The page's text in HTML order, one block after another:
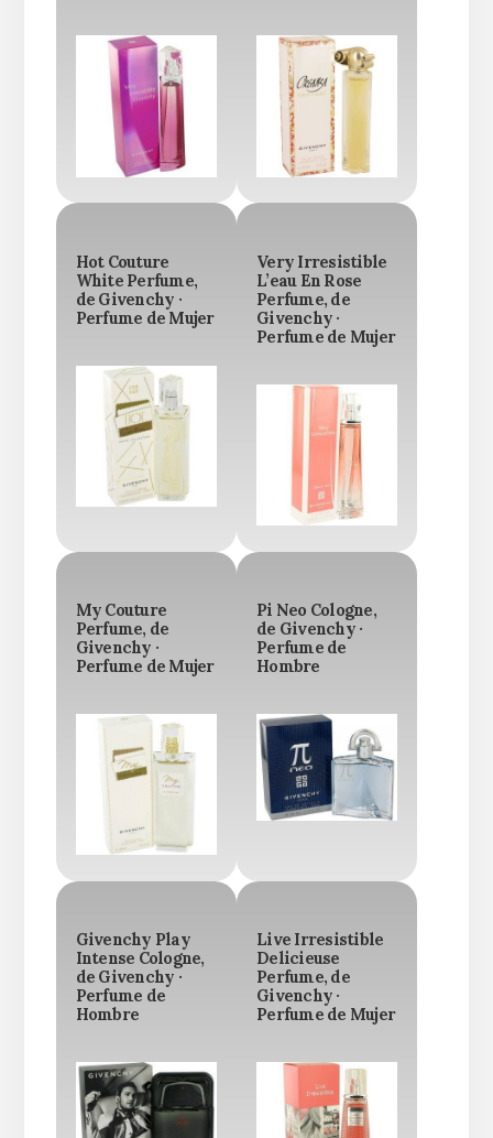
Hot Couture
White Perfume,
de Givenchy ·
Perfume de Mujer
Very Irresistible
L’eau En Rose
Perfume, de
Givenchy ·
Perfume de Mujer
My Couture
Perfume, de
Givenchy ·
Perfume de Mujer
Pi Neo Cologne,
de Givenchy ·
Perfume de
Hombre
Givenchy Play
Intense Cologne,
de Givenchy ·
Perfume de
Hombre
Live Irresistible
Delicieuse
Perfume, de
Givenchy ·
Perfume de Mujer